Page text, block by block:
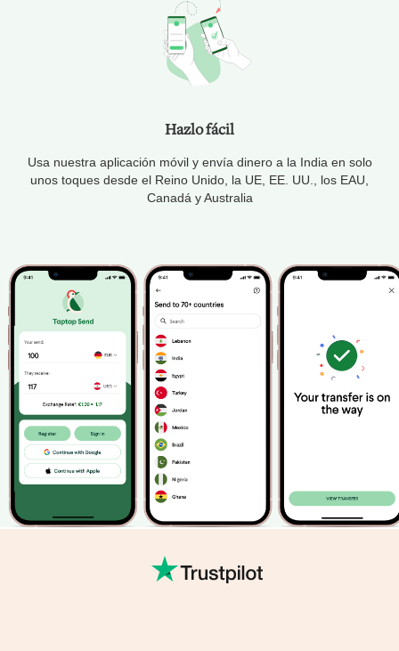
Hazlo fácil
Usa nuestra aplicación móvil y envía dinero a la India en solo
unos toques desde el Reino Unido, la UE, EE. UU., los EAU,
Canadá y Australia